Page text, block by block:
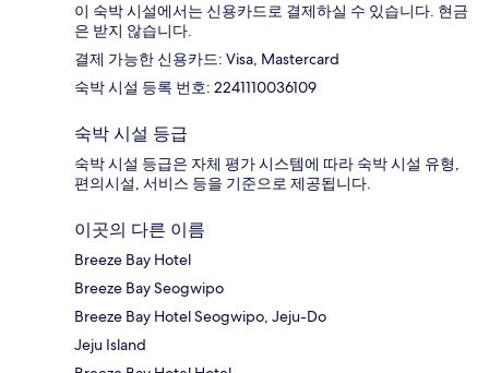
이 숙박 시설에서는 신용카드로 결제하실 수 있습니다. 현금
은 받지 않습니다.
결제 가능한 신용카드: Visa, Mastercard
숙박 시설 등록 번호: 2241110036109
숙박 시설 등급
숙박 시설 등급은 자체 평가 시스템에 따라 숙박 시설 유형,
편의시설, 서비스 등을 기준으로 제공됩니다.
이곳의 다른 이름
Breeze Bay Hotel
Breeze Bay Seogwipo
Breeze Bay Hotel Seogwipo, Jeju-Do
Jeju Island